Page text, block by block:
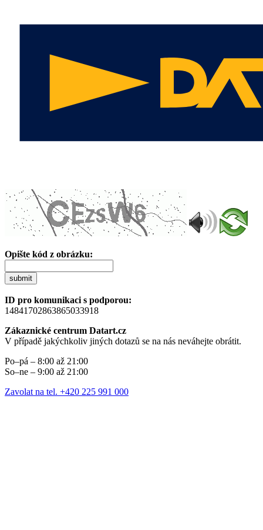
Opište kód z obrázku:
submit
ID pro komunikaci s podporou:
14841702863865033918
Zákaznické centrum Datart.cz
V případě jakýchkoliv jiných dotazů se na nás neváhejte obrátit.
Po–pá – 8:00 až 21:00
So–ne – 9:00 až 21:00
Zavolat na tel. +420 225 991 000